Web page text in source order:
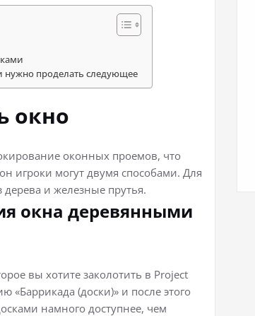
нужно проделать следующее
окно
оконных проемов, что
игроки могут двумя способами. Для
и железные прутья.
окна деревянными
вы хотите заколотить в Project
(доски)» и после этого
намного доступнее, чем